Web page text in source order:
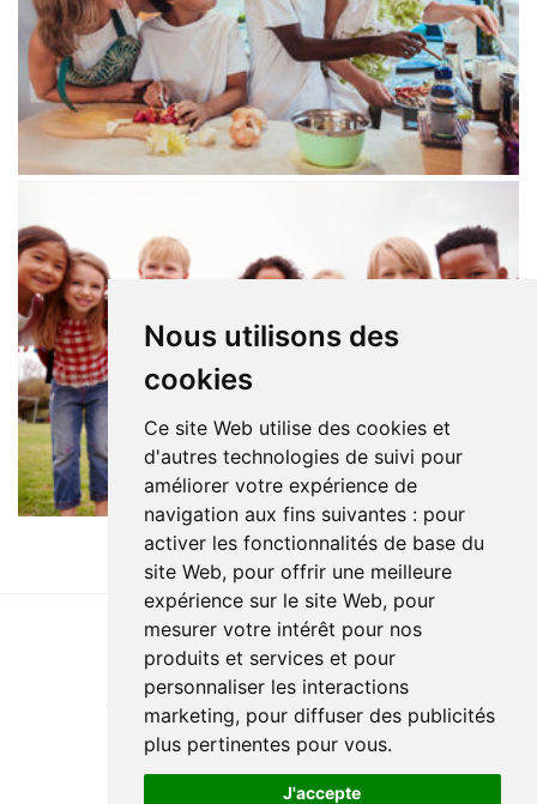
Nous utilisons des
cookies
Ce site Web utilise des cookies et
d'autres technologies de suivi pour
améliorer votre expérience de
navigation aux fins suivantes : pour
activer les fonctionnalités de base du
site Web, pour offrir une meilleure
expérience sur le site Web, pour
mesurer votre intérêt pour nos
produits et services et pour
personnaliser les interactions
marketing, pour diffuser des publicités
plus pertinentes pour vous.
J'accepte
Last update : 19 June 2026
Accessibility Site map Privacy policy
Documentation
Website development